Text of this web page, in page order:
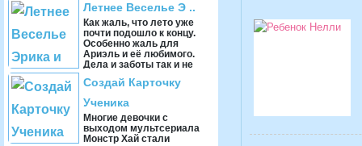
рок вечеринке. Она
обладает не только
красивым голос, ...
Летнее Веселье Э ..
Как жаль, что лето уже
почти подошло к концу.
Особенно жаль для
Ариэль и её любимого.
Дела и заботы так и не
Создай Карточку
Ученика
Многие девочки с
выходом мультсериала
Монстр Хай стали